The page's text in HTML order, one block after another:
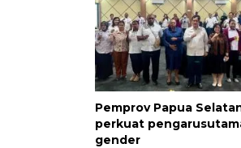
Pemprov Papua
perkuat
gender